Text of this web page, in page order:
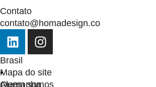
Contato
contato@homadesign.co
Brasil
•
Alemanha
Mapa do site
Quem somos